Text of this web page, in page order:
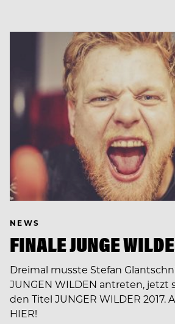
NEWS
FINALE JUNGE
Dreimal musste Stefan
JUNGEN WILDEN antreten, jetzt
den Titel JUNGER WILDER 2017.
HIER!